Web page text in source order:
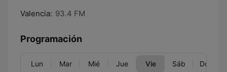
Valencia: 93.4 FM
Programación
Lun Mar Mié Jue Vie Sáb Dom